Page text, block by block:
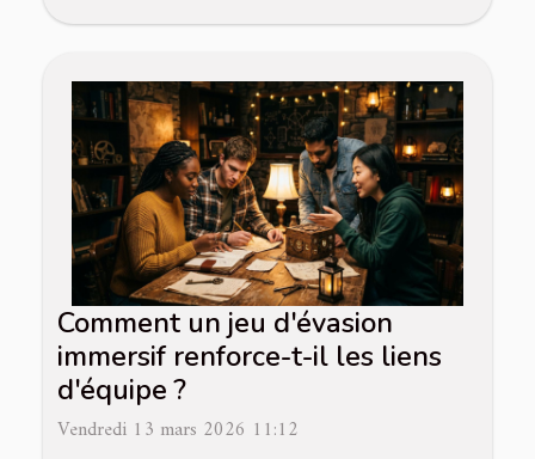
Comment un jeu d'évasion
immersif renforce-t-il les liens
d'équipe ?
Vendredi 13 mars 2026 11:12